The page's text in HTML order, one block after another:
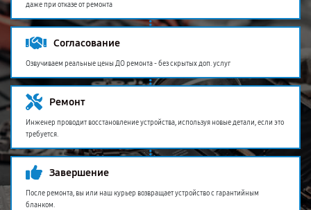
даже при отказе от ремонта
Согласование
Озвучиваем реальные цены ДО ремонта - без скрытых доп. услуг
Ремонт
Инженер проводит восстановление устройства, используя новые детали, если это
требуется.
Завершение
После ремонта, вы или наш курьер возвращает устройство с гарантийным
бланком.